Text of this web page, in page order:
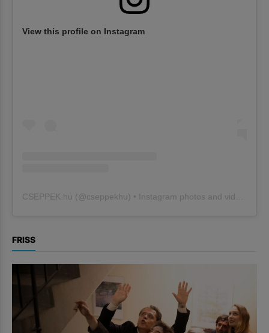
View this profile on Instagram
CSEPPEK.hu (@cseppekhu ) • Instagram photos and videos
FRISS